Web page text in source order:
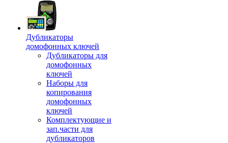
Дубликаторы
домофонных ключей
Дубликаторы для
домофонных
ключей
Наборы для
копирования
домофонных
ключей
Комплектующие и
зап.части для
дубликаторов